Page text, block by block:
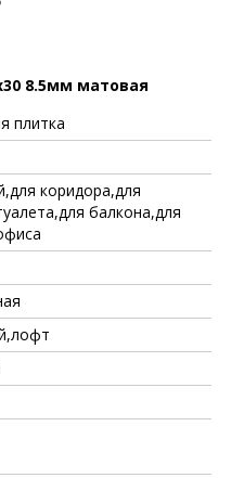
8.5мм матовая
плитка
коридора,для
балкона,для